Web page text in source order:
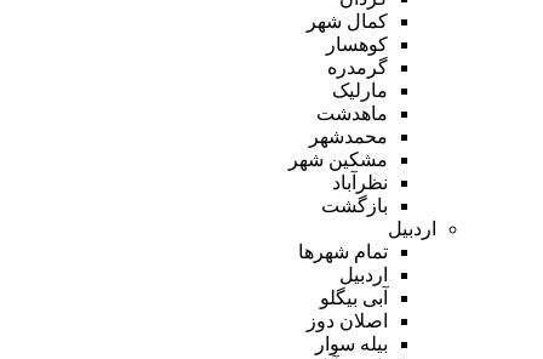
کمال شهر
کوهسار
گرمدره
مارلیک
ماهدشت
محمدشهر
مشکین شهر
نظرآباد
بازگشت
اردبیل
تمام شهر‌ها
اردبیل
آبی بیگلو
اصلان دوز
بیله سوار